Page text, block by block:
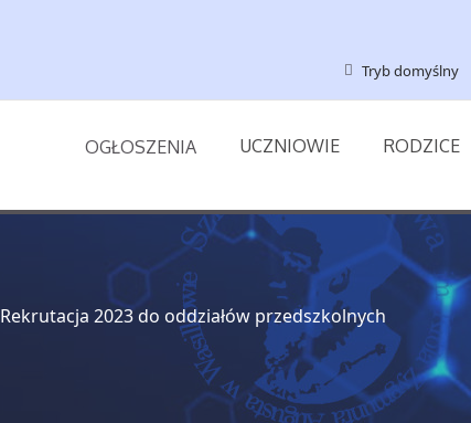
Tryb domyślny
OGŁOSZENIA UCZNIOWIE RODZICE
Rekrutacja 2023 do oddziałów przedszkolnych